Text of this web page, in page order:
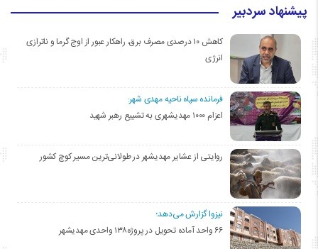
پیشنهاد سردبیر
کاهش ۱۰ درصدی مصرف برق، راهکار عبور از اوج گرما و ناترازی
انرژی
فرمانده سپاه ناحیه مهدی شهر:
اعزام ۱۰۰۰ مهدیشهری به تشییع رهبر شهید
روایتی از عشایر مهدیشهر در طولانی‌ترین مسیر کوچ کشور
نیزوا گزارش می‌دهد؛
۶۶ واحد آماده تحویل در پروژه۱۳۸ واحدی مهدیشهر